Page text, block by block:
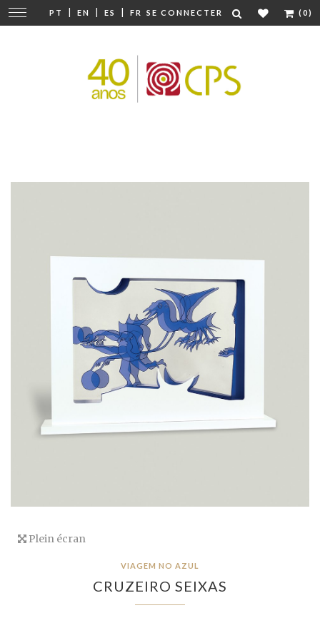
PT | EN | ES | FR SE CONNECTER (0)
Modifier
la
Plein écran
VIAGEM NO AZUL
CRUZEIRO SEIXAS